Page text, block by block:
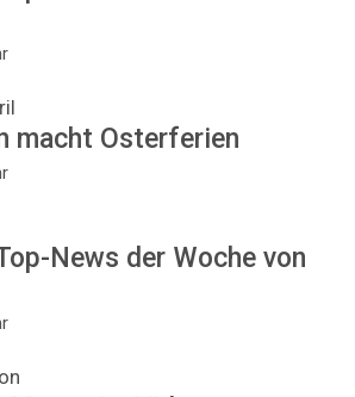
macht Osterferien
News der Woche von